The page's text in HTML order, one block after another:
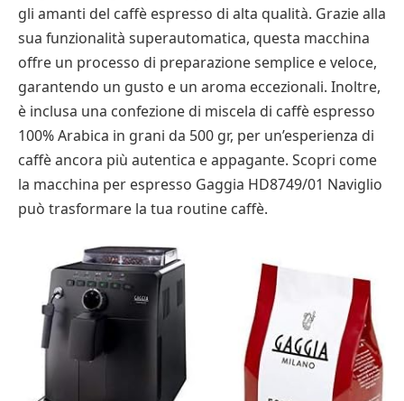
gli amanti del caffè espresso di alta qualità. Grazie alla
sua funzionalità superautomatica, questa macchina
offre un processo di preparazione semplice e veloce,
garantendo un gusto e un aroma eccezionali. Inoltre,
è inclusa una confezione di miscela di caffè espresso
100% Arabica in grani da 500 gr, per un’esperienza di
caffè ancora più autentica e appagante. Scopri come
la macchina per espresso Gaggia HD8749/01 Naviglio
può trasformare la tua routine caffè.